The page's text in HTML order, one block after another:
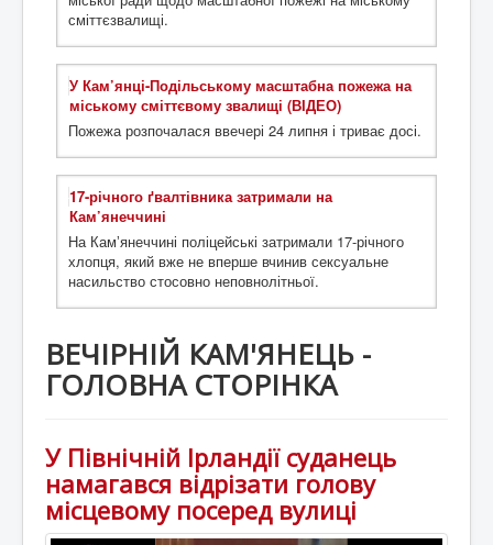
сміттєзвалищі.
У Кам’янці-Подільському масштабна пожежа на
міському сміттєвому звалищі (ВІДЕО)
Пожежа розпочалася ввечері 24 липня і триває досі.
17-річного ґвалтівника затримали на
Кам’янеччині
На Камʼянеччині поліцейські затримали 17-річного
хлопця, який вже не вперше вчинив сексуальне
насильство стосовно неповнолітньої.
ВЕЧІРНІЙ КАМ'ЯНЕЦЬ -
ГОЛОВНА СТОРІНКА
У Північній Ірландії суданець
намагався відрізати голову
місцевому посеред вулиці